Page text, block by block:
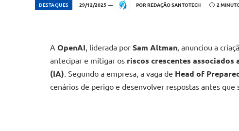
DESTAQUES 29/12/2025 POR REDAÇÃO SANTOTECH 2
A OpenAI, liderada por Sam Altman, anunciou a
antecipar e mitigar os riscos crescentes
(IA). Segundo a empresa, a vaga de Head of
cenários de perigo e desenvolver respostas antes que